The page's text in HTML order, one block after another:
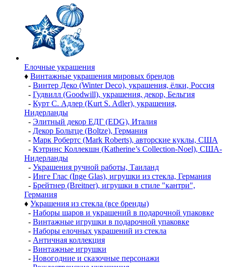
Елочные украшения
♦ Винтажные украшения мировых брендов
- Винтер Деко (Winter Deco), украшения, ёлки, Россия
- Гудвилл (Goodwill), украшения, декор, Бельгия
- Курт С. Адлер (Kurt S. Adler), украшения,
Нидерланды
- Элитный декор ЕДГ (EDG), Италия
- Декор Больтце (Boltze), Германия
- Марк Робертс (Mark Roberts), авторские куклы, США
- Кэтринс Коллекшн (Katherine’s Collection-Noel), США-
Нидерланды
- Украшения ручной работы, Таиланд
- Инге Глас (Inge Glas), игрушки из стекла, Германия
- Брейтнер (Breitner), игрушки в стиле "кантри",
Германия
♦ Украшения из стекла (все бренды)
- Наборы шаров и украшений в подарочной упаковке
- Винтажные игрушки в подарочной упаковке
- Наборы елочных украшений из стекла
- Античная коллекция
- Винтажные игрушки
- Новогодние и сказочные персонажи